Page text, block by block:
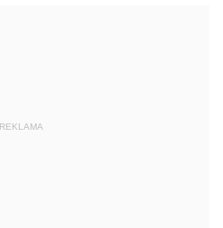
REKLAMA